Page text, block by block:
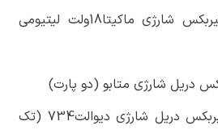
آموزش چینش گیربکس شارژی ماکیتا18ولت لیتیومی
دریل شارژی متابو (دو پارت)
آموزش چینش گیربکس دریل شارژی دیوالت734 (تک